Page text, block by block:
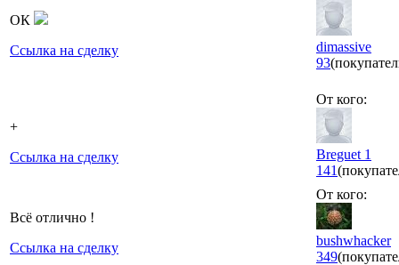
ОК
Ссылка на сделку
dimassive
93
+
Ссылка на сделку
От кого:
Breguet 1
141
Всё отлично !
Ссылка на сделку
От кого:
bushwhacker
349